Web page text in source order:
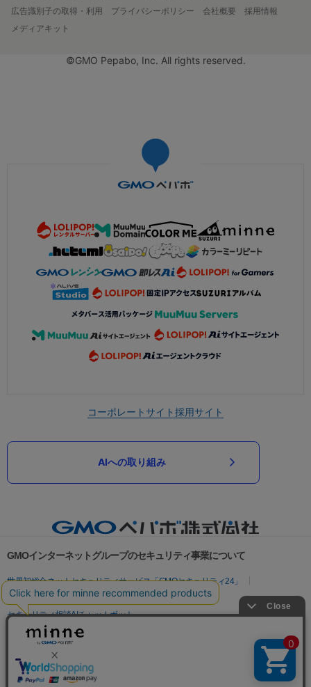
広告識別子の取得・利用
プライバシーポリシー 会社概要
採用情報
メディアキット
©GMO Pepabo, Inc. All rights reserved.
コーポレートサイト採用サイト
AIへの取り組み
GMOインターネットグループのセキュリティ事業について
世界初総合ネットセキュリティサービス「GMOセキュリティ24」
パスワード漏洩診断
Webサイトリスク診断
セキュリティ相談AIチャットボット
実在証明・盗聴対策
サイバー攻撃対策（GMO Flatt Security）
セキュリティ事業の軌跡